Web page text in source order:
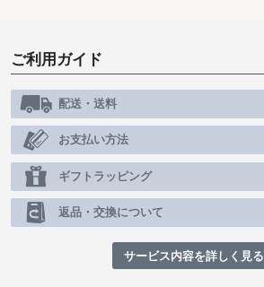
ご利用ガイド
配送・送料
お支払い方法
ギフトラッピング
返品・交換について
サービス内容を詳しく見る